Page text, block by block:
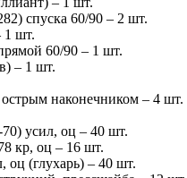
спуска 60/90 – 2 шт.
1 шт.
60/90 – 1 шт.
– 1 шт.
наконечником – 4 шт.
усил, оц – 40 шт.
кр, оц – 16 шт.
(глухарь) – 40 шт.